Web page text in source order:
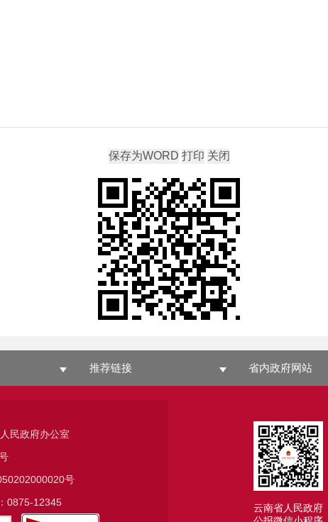
推荐链接 省内政府网站
云南省人民政府
民政府办公室
号
0875-12345